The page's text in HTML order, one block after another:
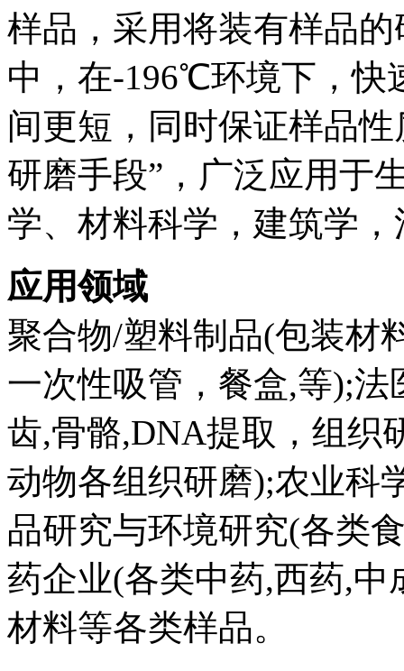
样品，采用将装有样品
中，在-196℃环境下，快
间更短，同时保证样品
研磨手段”，广泛应用于
学、材料科学，建筑学
应用领域
聚合物/塑料制品(包装材
一次性吸管，餐盒,等);
齿,骨骼,DNA提取，组织
动物各组织研磨);农业科
品研究与环境研究(各类
药企业(各类中药,西药,
材料等各类样品。